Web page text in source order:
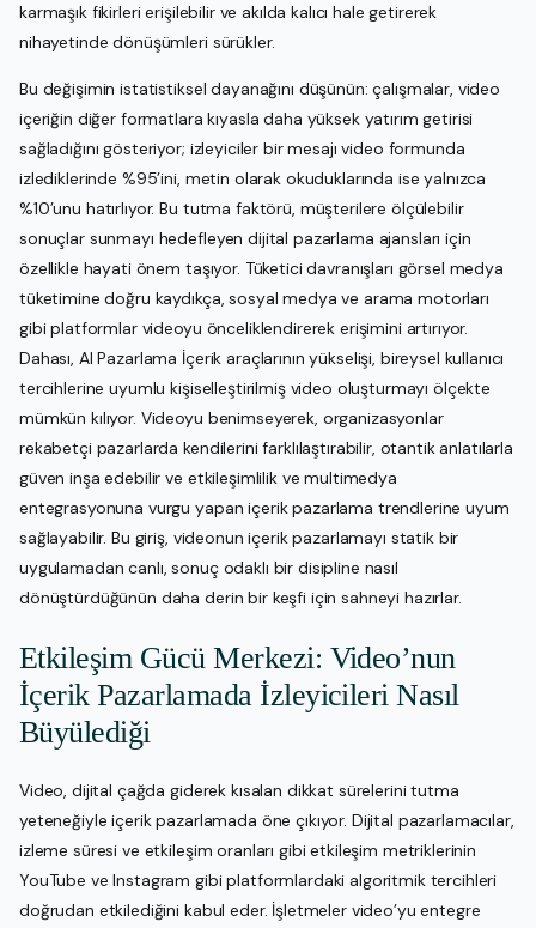
karmaşık fikirleri erişilebilir ve akılda kalıcı hale getirerek
nihayetinde dönüşümleri sürükler.
Bu değişimin istatistiksel dayanağını düşünün: çalışmalar, video
içeriğin diğer formatlara kıyasla daha yüksek yatırım getirisi
sağladığını gösteriyor; izleyiciler bir mesajı video formunda
izlediklerinde %95’ini, metin olarak okuduklarında ise yalnızca
%10’unu hatırlıyor. Bu tutma faktörü, müşterilere ölçülebilir
sonuçlar sunmayı hedefleyen dijital pazarlama ajansları için
özellikle hayati önem taşıyor. Tüketici davranışları görsel medya
tüketimine doğru kaydıkça, sosyal medya ve arama motorları
gibi platformlar videoyu önceliklendirerek erişimini artırıyor.
Dahası, AI Pazarlama İçerik araçlarının yükselişi, bireysel kullanıcı
tercihlerine uyumlu kişiselleştirilmiş video oluşturmayı ölçekte
mümkün kılıyor. Videoyu benimseyerek, organizasyonlar
rekabetçi pazarlarda kendilerini farklılaştırabilir, otantik anlatılarla
güven inşa edebilir ve etkileşimlilik ve multimedya
entegrasyonuna vurgu yapan içerik pazarlama trendlerine uyum
sağlayabilir. Bu giriş, videonun içerik pazarlamayı statik bir
uygulamadan canlı, sonuç odaklı bir disipline nasıl
dönüştürdüğünün daha derin bir keşfi için sahneyi hazırlar.
Etkileşim Gücü Merkezi: Video’nun
İçerik Pazarlamada İzleyicileri Nasıl
Büyülediği
Video, dijital çağda giderek kısalan dikkat sürelerini tutma
yeteneğiyle içerik pazarlamada öne çıkıyor. Dijital pazarlamacılar,
izleme süresi ve etkileşim oranları gibi etkileşim metriklerinin
YouTube ve Instagram gibi platformlardaki algoritmik tercihleri
doğrudan etkilediğini kabul eder. İşletmeler video’yu entegre